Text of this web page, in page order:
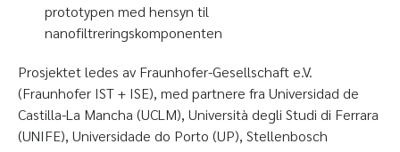
prototypen med hensyn til
nanofiltreringskomponenten
Prosjektet ledes av Fraunhofer-Gesellschaft e.V.
(Fraunhofer IST + ISE), med partnere fra Universidad de
Castilla-La Mancha (UCLM), Università degli Studi di Ferrara
(UNIFE), Universidade do Porto (UP), Stellenbosch